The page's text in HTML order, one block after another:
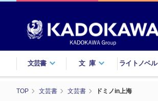
文芸書 文庫 ライトノベル
TOP 文芸書 文芸書 ドミノin上海